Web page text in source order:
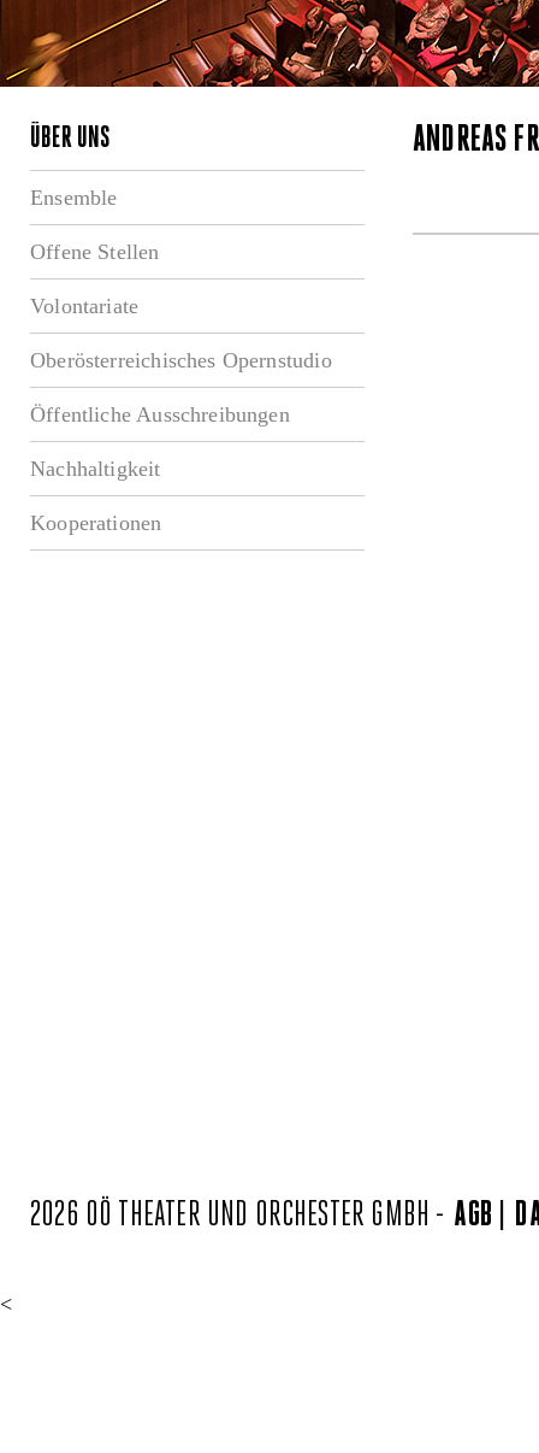
ÜBER UNS
Ensemble
Offene Stellen
Volontariate
Oberösterreichisches Opernstudio
Öffentliche Ausschreibungen
Nachhaltigkeit
Kooperationen
ANDREAS
2026 OÖ THEATER UND ORCHESTER GMBH - AGB
<